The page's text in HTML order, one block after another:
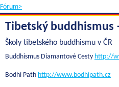
Fórum>
Tibetský buddhismus
Školy tibetského buddhismu v ČR
Buddhismus Diamantové Cesty http://
Bodhi Path http://www.bodhipath.cz